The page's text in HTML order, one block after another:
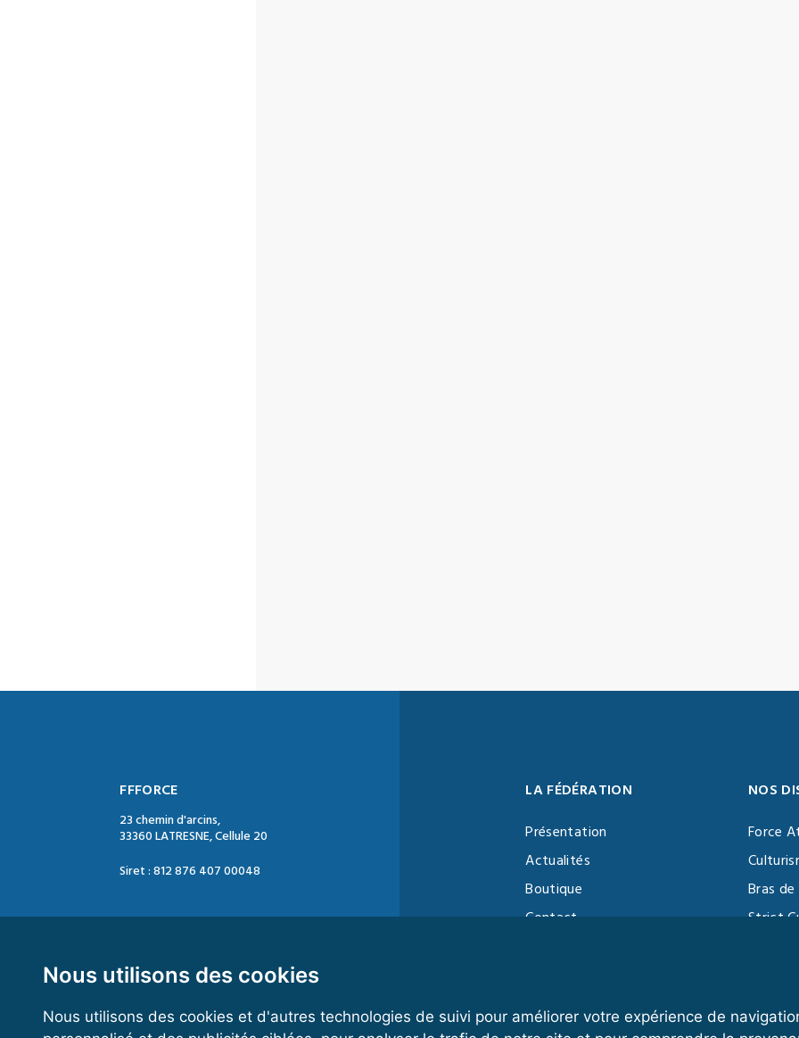
Nous utilisons des cookies
Nous utilisons des cookies et d'autres technologies de suivi pour améliorer votre expérience de
FFFORCE
23 chemin d'arcins,
33360 LATRESNE, Cellule 20
Siret : 812 876 407 00048
Mail : contact@ffforce.fr
Horaires d’ouverture :
LA FÉDÉRATION
Présentation
Actualités
Boutique
Contact
NOS
Force
Bras
Strict